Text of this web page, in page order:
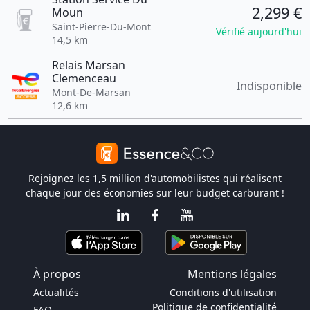
Moun
Saint-Pierre-Du-Mont
14,5 km
2,299 €
Vérifié aujourd'hui
Relais Marsan
Clemenceau
Mont-De-Marsan
12,6 km
Indisponible
Rejoignez les 1,5 million d'automobilistes qui réalisent
chaque jour des économies sur leur budget carburant !
À propos Mentions légales
Actualités
Conditions d'utilisation
Politique de confidentialité